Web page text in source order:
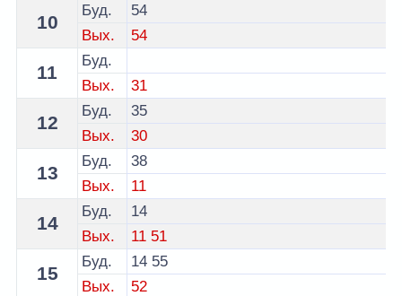
10
Буд.
54
Вых.
54
11
Буд.
Вых.
31
12
Буд.
35
Вых.
30
13
Буд.
38
Вых.
11
14
Буд.
14
Вых.
11 51
15
Буд. 14 55
Вых.
52